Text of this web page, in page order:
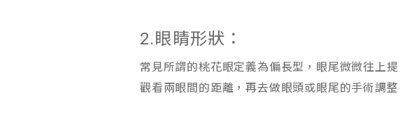
2.眼睛形狀：
常見所謂的桃花眼定義為偏長型，眼尾微微往上
觀看兩眼間的距離，再去做眼頭或眼尾的手術調整